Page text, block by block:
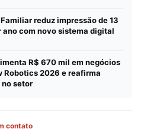
reduz impressão de 13
ano com novo sistema digital
R$ 670 mil em negócios
Robotics 2026 e reafirma
setor
contato